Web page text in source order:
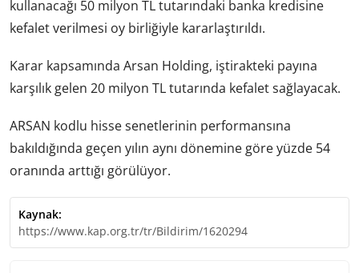
kullanacağı 50 milyon TL tutarındaki banka kredisine
kefalet verilmesi oy birliğiyle kararlaştırıldı.
Karar kapsamında Arsan Holding, iştirakteki payına
karşılık gelen 20 milyon TL tutarında kefalet sağlayacak.
ARSAN kodlu hisse senetlerinin performansına
bakıldığında geçen yılın aynı dönemine göre yüzde 54
oranında arttığı görülüyor.
Kaynak:
https://www.kap.org.tr/tr/Bildirim/1620294